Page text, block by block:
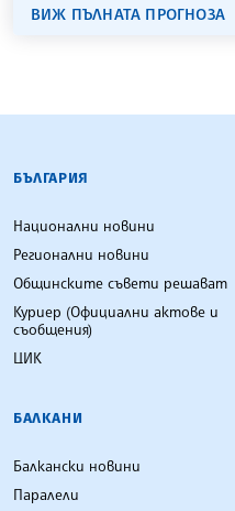
ВИЖ ПЪЛНАТА ПРОГНОЗА
БЪЛГАРСКА
БЪЛГАРИЯ
Национални новини
Регионални новини
Общинските съвети решават
Куриер (Официални актове и
съобщения)
ЦИК
БАЛКАНИ
Балкански новини
Паралели